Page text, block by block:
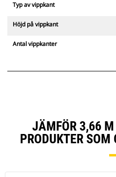
Typ av vippkant
Höjd på vippkant
Antal vippkanter
JÄMFÖR 3,66
PRODUKTER